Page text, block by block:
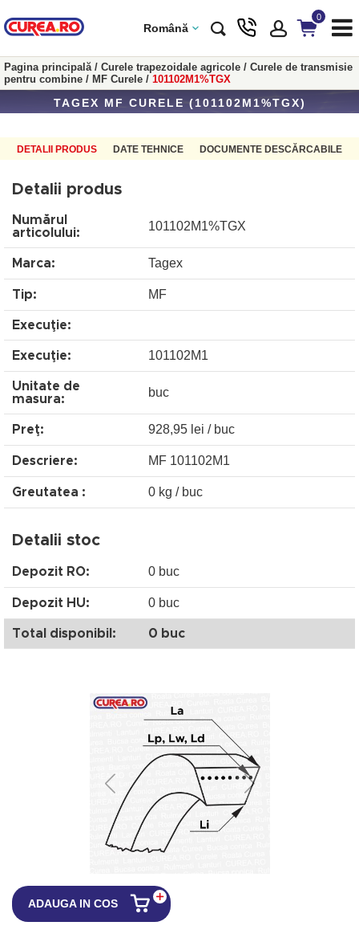
Română
0
Pagina principală/ Curele trapezoidale agricole / Curele de transmisie
pentru combine / MF Curele / 101102M1%TGX
TAGEX MF CURELE (101102M1%TGX)
DETALII PRODUS DATE TEHNICE DOCUMENTE DESCĂRCABILE
Detalii produs
Numărul
articolului:
101102M1%TGX
Marca: Tagex
Tip: MF
Execuţie:
Execuţie: 101102M1
Unitate de
masura:
buc
Preţ: 928,95 lei / buc
Descriere: MF 101102M1
Greutatea : 0 kg / buc
Detalii stoc
Depozit RO: 0 buc
Depozit HU: 0 buc
Total disponibil: 0 buc
ADAUGA IN COS